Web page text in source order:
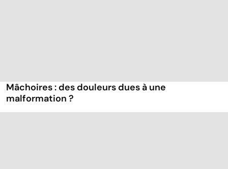
Mâchoires : des douleurs dues à une
malformation ?